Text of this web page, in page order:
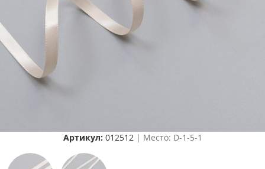
Артикул: 012512| Место: D-1-5-1